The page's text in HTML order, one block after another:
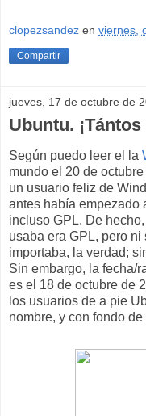
clopezsandez en viernes,
Compartir
jueves, 17 de octubre de
Ubuntu.
Según puedo leer el la
mundo el 20 de
un usuario feliz de
antes había empezado
incluso GPL. De
usaba era GPL, pero
importaba, la verdad;
Sin embargo, la fecha/
es el 18 de octubre de
los usuarios de a pie
nombre, y con fondo